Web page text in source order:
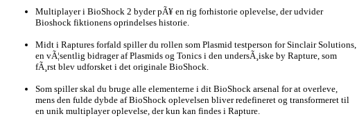
Multiplayer i BioShock 2 byder pÃ¥ en rig forhistorie oplevelse, der udvider
Bioshock fiktionens oprindelses historie.
Midt i Raptures forfald spiller du rollen som Plasmid testperson for Sinclair Solutions,
en vÃ¦sentlig bidrager af Plasmids og Tonics i den undersÃ¸iske by Rapture, som
fÃ¸rst blev udforsket i det originale BioShock.
Som spiller skal du bruge alle elementerne i dit BioShock arsenal for at overleve,
mens den fulde dybde af BioShock oplevelsen bliver redefineret og transformeret til
en unik multiplayer oplevelse, der kun kan findes i Rapture.